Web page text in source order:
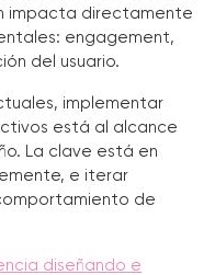
impacta directamente
engagement,
del usuario.
implementar
está al alcance
La clave está en
e iterar
de
diseñando e